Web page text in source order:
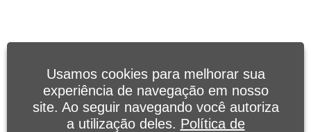
Usamos cookies para melhorar sua
experiência de navegação em nosso
site. Ao seguir navegando você autoriza
a utilização deles. Política de